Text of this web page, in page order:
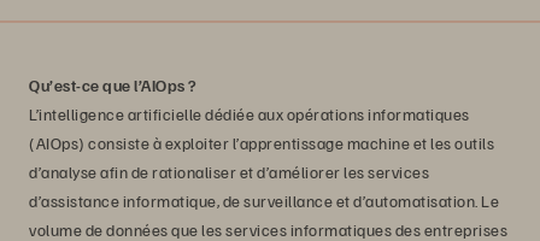
Qu’est-ce que l’AIOps ?
L’intelligence artificielle dédiée aux opérations informatiques
(AIOps) consiste à exploiter l’apprentissage machine et les outils
d’analyse afin de rationaliser et d’améliorer les services
d’assistance informatique, de surveillance et d’automatisation. Le
volume de données que les services informatiques des entreprises